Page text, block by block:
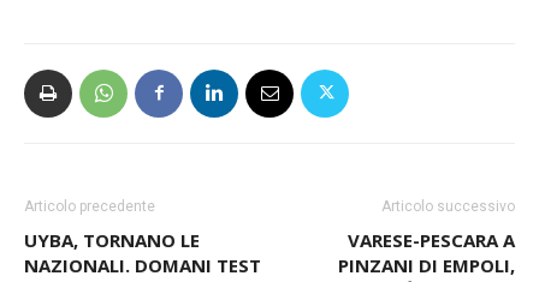
Articolo precedente
UYBA, TORNANO LE
NAZIONALI. DOMANI TEST
Articolo successivo
VARESE-PESCARA A
PINZANI DI EMPOLI,